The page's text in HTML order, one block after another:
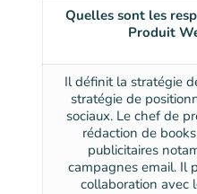
Quelles sont les
Produit
Il définit la stratégie
stratégie de
sociaux. Le chef de
rédaction de
publicitaires
campagnes email. Il
collaboration avec